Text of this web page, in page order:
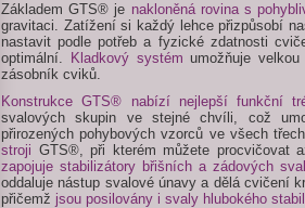
Základem GTS® je nakloněná rovina s
gravitaci. Zatížení si každý lehce přizpůsobí
nastavit podle potřeb a fyzické zdatnosti
optimální.
Kladkový systém umožňuje
zásobník cviků.
Konstrukce GTS® nabízí nejlepší funkční
svalových skupin ve stejné chvíli, což
přirozených pohybových vzorců ve všech
stroji GTS®, při kterém můžete procvičovat
zapojuje stabilizátory břišních a zádových
oddaluje nástup svalové únavy a dělá cvičení
přičemž jsou posilovány i svaly hlubokého